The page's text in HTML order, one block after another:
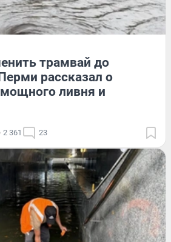
трамвай до
рассказал о
ливня и
2 361 23